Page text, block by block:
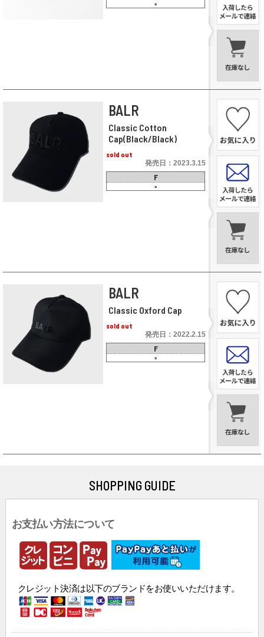
×
BALR
Classic Cotton
Cap(Black/Black)
sold out
発売日：2023.3.15
F
×
BALR
Classic Oxford Cap
sold out
発売日：2022.2.15
F
×
SHOPPING GUIDE
お支払い方法について
クレジット決済は以下のブランドをお使いいただけます。